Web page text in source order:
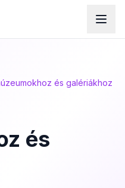
és galériákhoz
és